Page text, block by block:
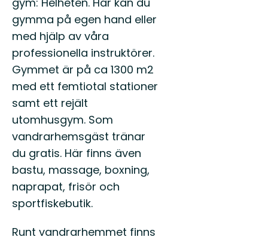
gymma på egen hand eller
med hjälp av våra
professionella instruktörer.
Gymmet är på ca 1300 m2
med ett femtiotal stationer
samt ett rejält
utomhusgym. Som
vandrarhemsgäst tränar
du gratis. Här finns även
bastu, massage, boxning,
naprapat, frisör och
sportfiskebutik.
Runt vandrarhemmet finns